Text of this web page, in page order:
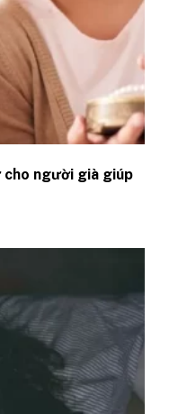
người già giúp